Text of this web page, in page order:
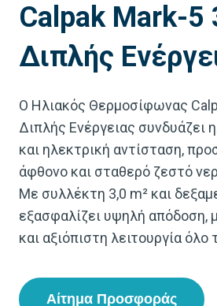
Calpak Mark-5
Διπλής
Ο Ηλιακός Θερμοσίφωνας
Διπλής Ενέργειας συνδυάζει
και ηλεκτρική αντίσταση,
άφθονο και σταθερό ζεστό
Με συλλέκτη 3,0 m² και
εξασφαλίζει υψηλή απόδοση,
και αξιόπιστη λειτουργία όλο
Αίτημα Προσφοράς